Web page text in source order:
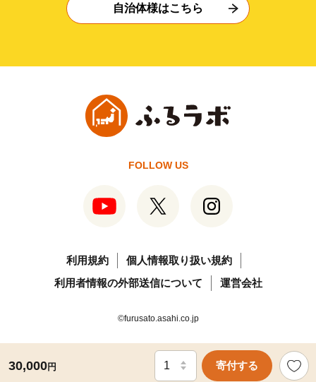
30,000円 寄付する
自治体様はこちら
FOLLOW US
利用規約
個人情報取り扱い規約
利用者情報の外部送信について
運営会社
©furusato.asahi.co.jp